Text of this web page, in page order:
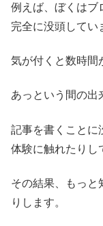
例えば、ぼくはブ
完全に没頭してい
気が付くと数時間
あっという間の出
記事を書くことに
体験に触れたりし
その結果、もっと
りします。